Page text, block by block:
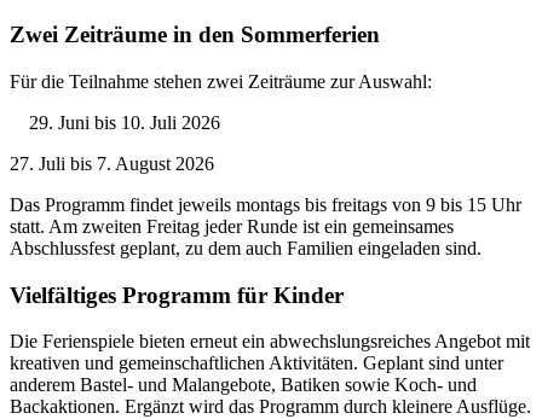
Zwei Zeiträume in den Sommerferien
Für die Teilnahme stehen zwei Zeiträume zur Auswahl:
Juni bis 10. Juli 2026
27. Juli bis 7. August 2026
Das Programm findet jeweils montags bis freitags von 9 bis 15 Uhr
statt. Am zweiten Freitag jeder Runde ist ein gemeinsames
Abschlussfest geplant, zu dem auch Familien eingeladen sind.
Vielfältiges Programm für Kinder
Die Ferienspiele bieten erneut ein abwechslungsreiches Angebot mit
kreativen und gemeinschaftlichen Aktivitäten. Geplant sind unter
anderem Bastel- und Malangebote, Batiken sowie Koch- und
Backaktionen. Ergänzt wird das Programm durch kleinere Ausflüge.